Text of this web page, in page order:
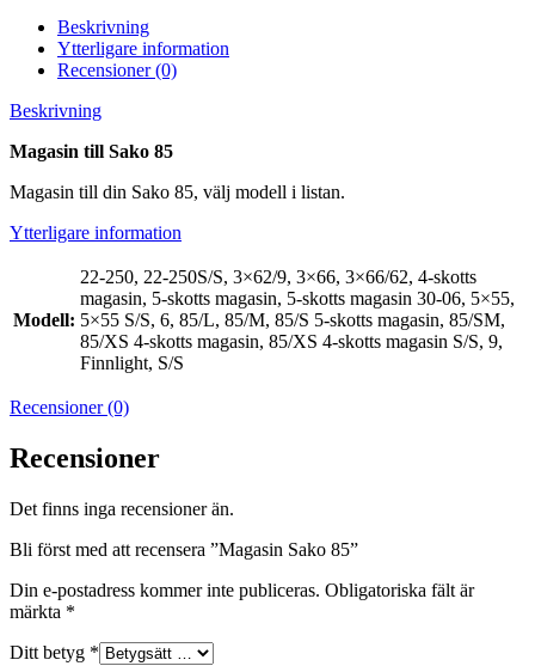
Beskrivning
Ytterligare information
Recensioner (0)
Beskrivning
Magasin till Sako 85
Magasin till din Sako 85, välj modell i listan.
Ytterligare information
Modell:
22-250, 22-250S/S, 3×62/9, 3×66, 3×66/62, 4-skotts
magasin, 5-skotts magasin, 5-skotts magasin 30-06, 5×55,
5×55 S/S, 6, 85/L, 85/M, 85/S 5-skotts magasin, 85/SM,
85/XS 4-skotts magasin, 85/XS 4-skotts magasin S/S, 9,
Finnlight, S/S
Recensioner (0)
Recensioner
Det finns inga recensioner än.
Bli först med att recensera ”Magasin Sako 85”
Din e-postadress kommer inte publiceras. Obligatoriska fält är
märkta *
Ditt betyg *